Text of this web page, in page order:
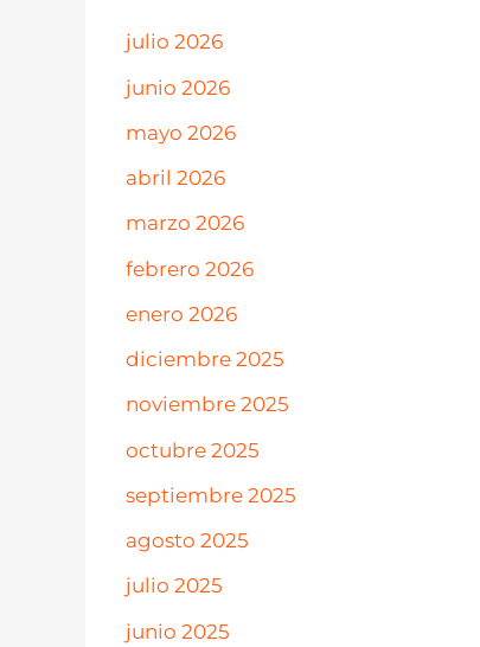
julio 2026
junio 2026
mayo 2026
abril 2026
marzo 2026
febrero 2026
enero 2026
diciembre 2025
noviembre 2025
octubre 2025
septiembre 2025
agosto 2025
julio 2025
junio 2025